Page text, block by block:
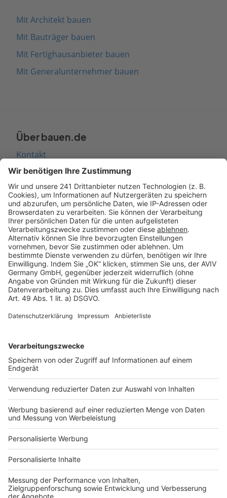
Mit Architekt bauen
Mit Bauträger bauen
Mit Fertighausanbieter bauen
Mit Generalunternehmer bauen
Über bauen.de
Kontakt
Seitenaufbau
Barrierefreiheit
Cookie Einstellungen
Rechtliches
AGB-Übersicht
Datenschutz
Impressum
Services
Bauprojekt-Quiz
Häuser-Suche
Hausanbieter-Suche
Bauprojekt-Profil
Für Unternehmen
Ihre Baufirma auf bauen.de
Kostenloses Infogespräch